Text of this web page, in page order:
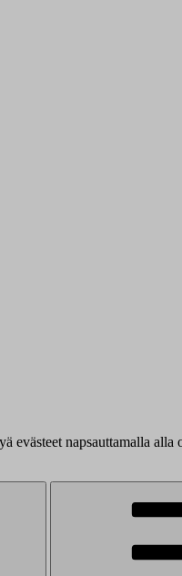
napsauttamalla alla